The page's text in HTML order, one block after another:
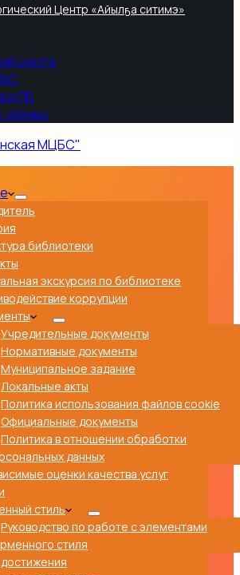
Центр «Айылҕа ситимэ»
центр
и ПБ
«Илим»
библиотеки
экскурсия по библиотеке
коррупции
Учредительные документы
Нормативные документы
Муниципальное задание
Локальные акты
Политика использования файлов cookie
Официальные документы
Политика в отношении обработки
данных
оценки качества услуг
стиль
Руководство по работе с элементами
стиля